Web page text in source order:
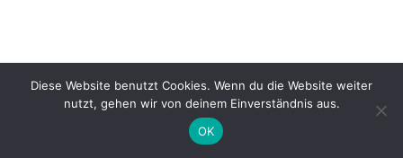
Diese Website benutzt Cookies. Wenn du die Website weiter
nutzt, gehen wir von deinem Einverständnis aus.
OK